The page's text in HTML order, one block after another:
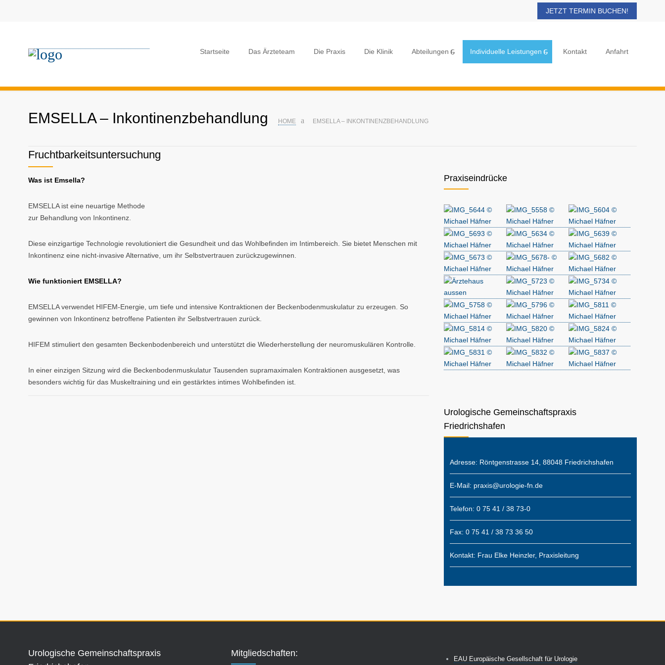
JETZT TERMIN BUCHEN!
Startseite Das Ärzteteam Die Praxis Die Klinik Abteilungen Individuelle Leistungen Kontakt Anfahrt
EMSELLA – Inkontinenzbehandlung HOME EMSELLA – INKONTINENZBEHANDLUNG
Fruchtbarkeitsuntersuchung
Was ist Emsella?
EMSELLA ist eine neuartige Methode
zur Behandlung von Inkontinenz.
Diese einzigartige Technologie revolutioniert die Gesundheit und das Wohlbefinden im Intimbereich. Sie bietet Menschen mit
Inkontinenz eine nicht-invasive Alternative, um ihr Selbstvertrauen zurückzugewinnen.
Wie funktioniert EMSELLA?
EMSELLA verwendet HIFEM-Energie, um tiefe und intensive Kontraktionen der Beckenbodenmuskulatur zu erzeugen. So
gewinnen von Inkontinenz betroffene Patienten ihr Selbstvertrauen zurück.
HIFEM stimuliert den gesamten Beckenbodenbereich und unterstützt die Wiederherstellung der neuromuskulären Kontrolle.
In einer einzigen Sitzung wird die Beckenbodenmuskulatur Tausenden supramaximalen Kontraktionen ausgesetzt, was
besonders wichtig für das Muskeltraining und ein gestärktes intimes Wohlbefinden ist.
Praxiseindrücke
Urologische Gemeinschaftspraxis
Friedrichshafen
Adresse: Röntgenstrasse 14, 88048 Friedrichshafen
E-Mail: praxis@urologie-fn.de
Telefon: 0 75 41 / 38 73-0
Fax: 0 75 41 / 38 73 36 50
Kontakt: Frau Elke Heinzler, Praxisleitung
Urologische Gemeinschaftspraxis
Mitgliedschaften:
EAU Europäische Gesellschaft für Urologie